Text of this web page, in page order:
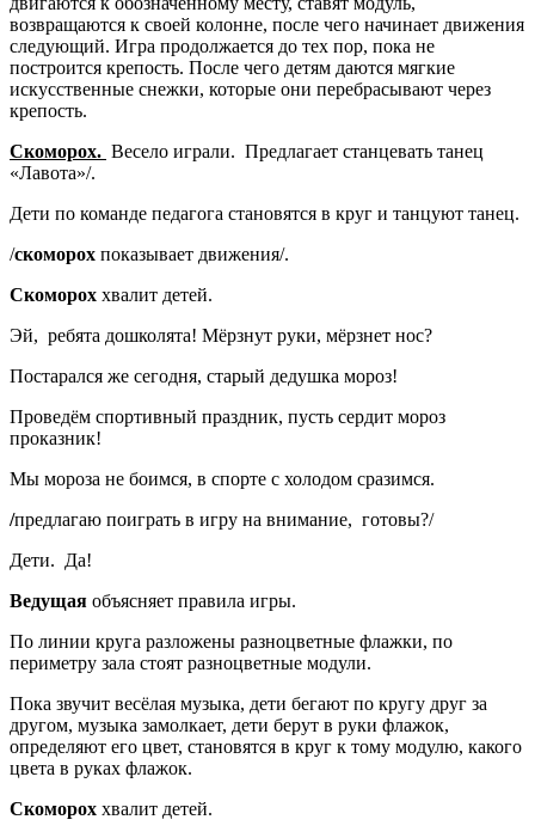
возвращаются к своей колонне, после чего начинает движения
следующий. Игра продолжается до тех пор, пока не
построится крепость. После чего детям даются мягкие
искусственные снежки, которые они перебрасывают через
крепость.
Скоморох. Весело играли. Предлагает станцевать танец
«Лавота»/.
Дети по команде педагога становятся в круг и танцуют танец.
/скоморох показывает движения/.
Скоморох хвалит детей.
Эй, ребята дошколята! Мёрзнут руки, мёрзнет нос?
Постарался же сегодня, старый дедушка мороз!
Проведём спортивный праздник, пусть сердит мороз
проказник!
Мы мороза не боимся, в спорте с холодом сразимся.
/предлагаю поиграть в игру на внимание, готовы?/
Дети. Да!
Ведущая объясняет правила игры.
По линии круга разложены разноцветные флажки, по
периметру зала стоят разноцветные модули.
Пока звучит весёлая музыка, дети бегают по кругу друг за
другом, музыка замолкает, дети берут в руки флажок,
определяют его цвет, становятся в круг к тому модулю, какого
цвета в руках флажок.
Скоморох хвалит детей.